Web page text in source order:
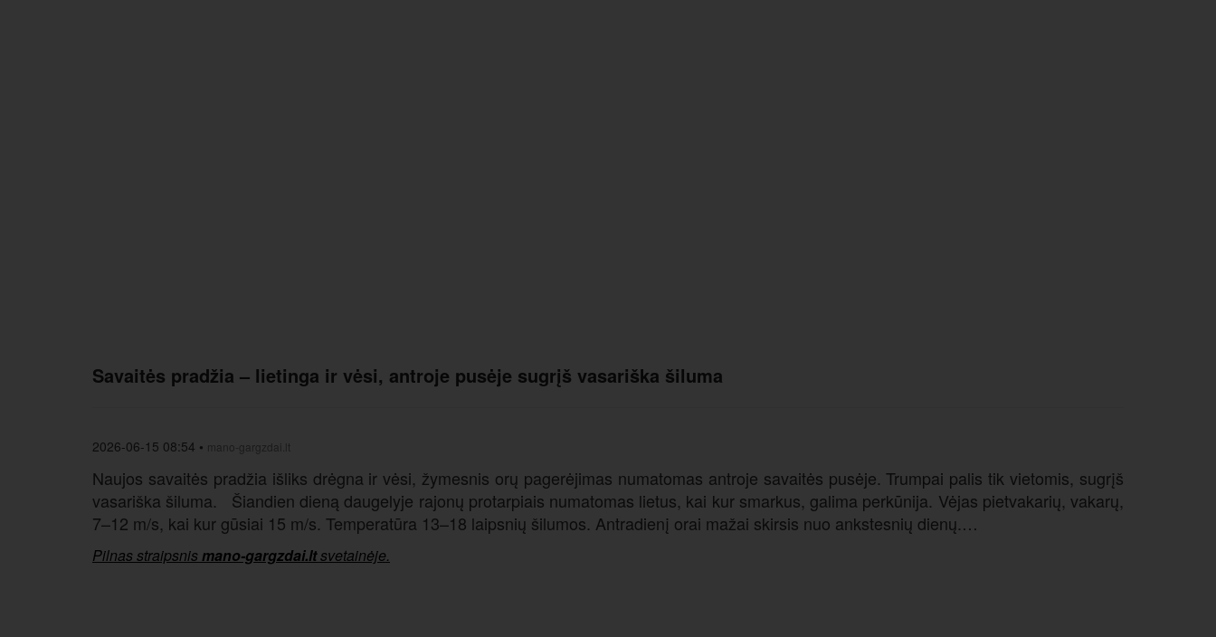
Savaitės pradžia – lietinga ir vėsi, antroje pusėje sugrįš vasariška šiluma
2026-06-15 08:54 • mano-gargzdai.lt
Naujos savaitės pradžia išliks drėgna ir vėsi, žymesnis orų pagerėjimas numatomas antroje savaitės pusėje. Trumpai palis tik vietomis, sugrįš
vasariška šiluma. Šiandien dieną daugelyje rajonų protarpiais numatomas lietus, kai kur smarkus, galima perkūnija. Vėjas pietvakarių, vakarų,
7–12 m/s, kai kur gūsiai 15 m/s. Temperatūra 13–18 laipsnių šilumos. Antradienį orai mažai skirsis nuo ankstesnių dienų.…
Pilnas straipsnis mano-gargzdai.ltsvetainėje.